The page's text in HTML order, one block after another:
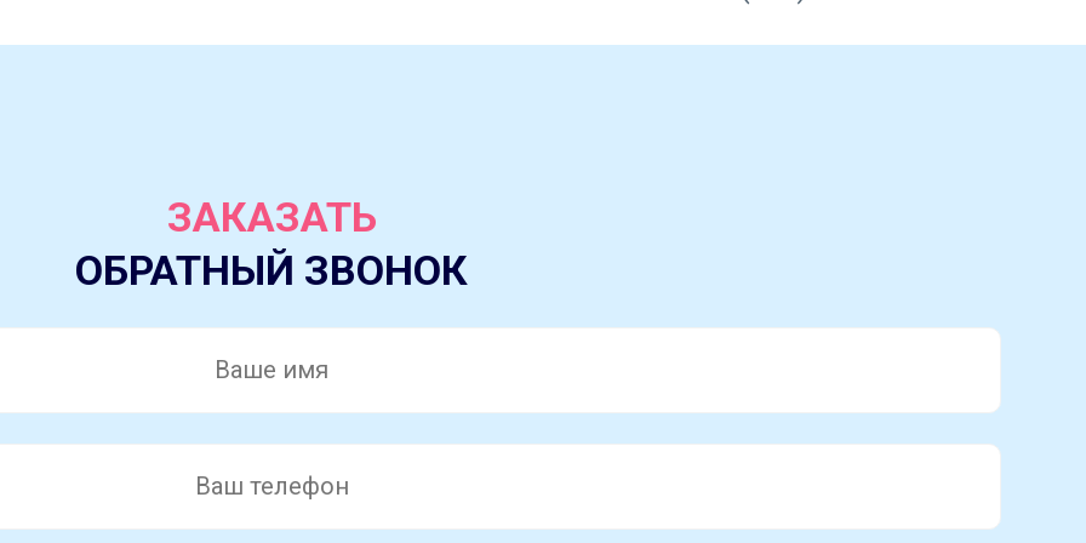
ЗАКАЗАТЬ
ОБРАТНЫЙ ЗВОНОК